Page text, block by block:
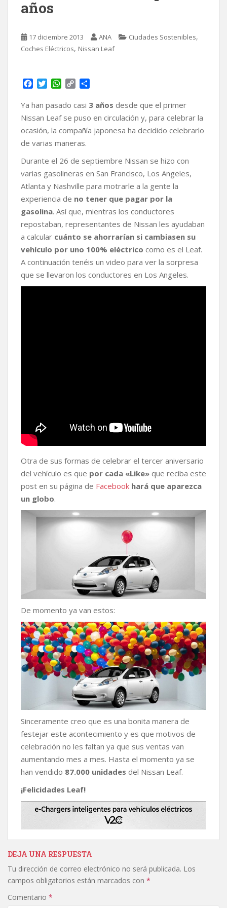
años
17 diciembre 2013 ANA Ciudades Sostenibles,
Coches Eléctricos, Nissan Leaf
c
e
b
o
o
i
t
t
e
r
W
a
t
s
A
p
p
y
L
i
n
m
p
a
r
r
Ya han pasado casi 3 años desde que el primer
Nissan Leaf se puso en circulación y, para celebrar la
ocasión, la compañía japonesa ha decidido celebrarlo
de varias maneras.
Durante el 26 de septiembre Nissan se hizo con
varias gasolineras en San Francisco, Los Angeles,
Atlanta y Nashville para motrarle a la gente la
experiencia de no tener que pagar por la
gasolina. Así que, mientras los conductores
repostaban, representantes de Nissan les ayudaban
a calcular cuánto se ahorrarían si cambiasen su
vehículo por uno 100% eléctrico como es el Leaf.
A continuación tenéis un video para ver la sorpresa
que se llevaron los conductores en Los Angeles.
Otra de sus formas de celebrar el tercer aniversario
del vehículo es que por cada «Like» que reciba este
post en su página de Facebook hará que aparezca
un globo.
De momento ya van estos:
Sinceramente creo que es una bonita manera de
festejar este acontecimiento y es que motivos de
celebración no les faltan ya que sus ventas van
aumentando mes a mes. Hasta el momento ya se
han vendido 87.000 unidades del Nissan Leaf.
¡Felicidades Leaf!
DEJA UNA RESPUESTA
Tu dirección de correo electrónico no será publicada. Los
campos obligatorios están marcados con *
Comentario *